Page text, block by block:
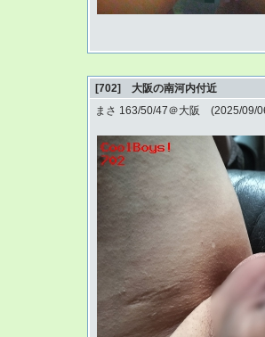
[702] 大阪の南河内付近
まさ 163/50/47＠大阪 (2025/09/